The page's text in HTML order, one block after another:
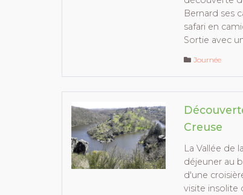
Bernard ses
safari en
Sortie avec
Journée
Creuse
La Vallée de
déjeuner au
d'une
visite insolite